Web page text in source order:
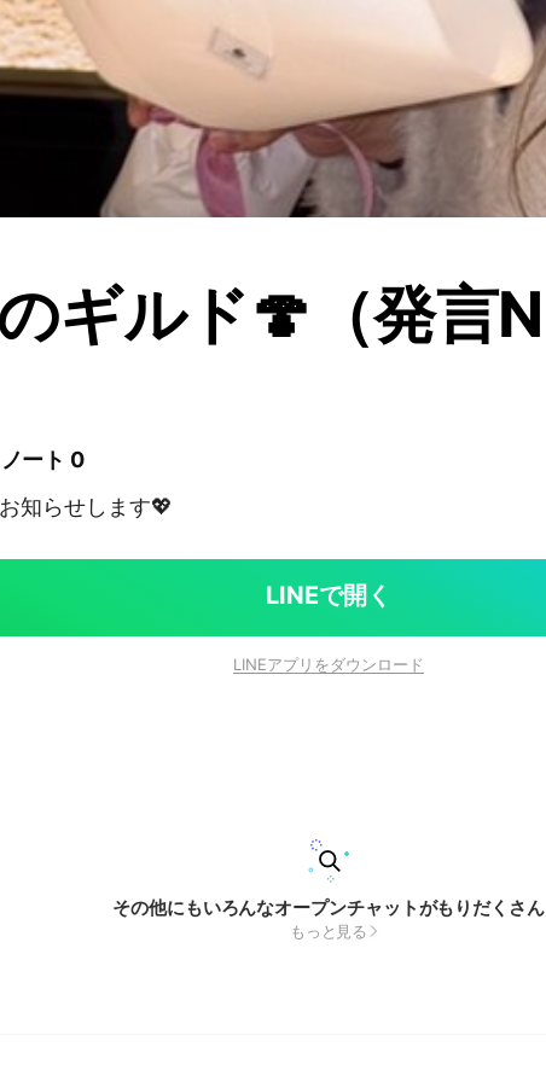
ギルド🍄（発言N
ノート 0
知らせします💖
LINEで開く
LINEアプリをダウンロード
その他にもいろんなオープンチャットがもりだくさん
もっと見る